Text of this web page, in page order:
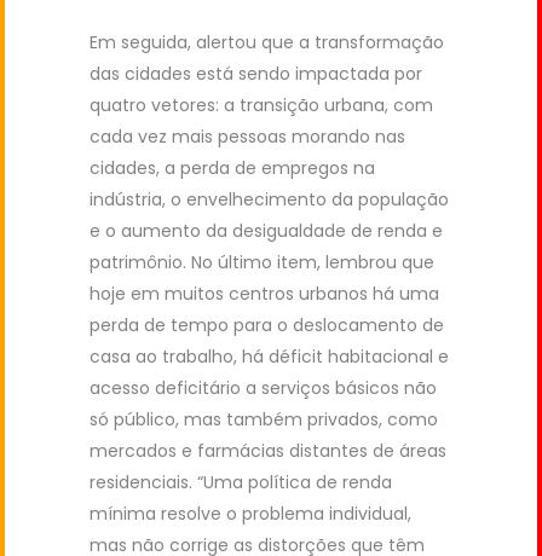
Em seguida, alertou que a transformação
das cidades está sendo impactada por
quatro vetores: a transição urbana, com
cada vez mais pessoas morando nas
cidades, a perda de empregos na
indústria, o envelhecimento da população
e o aumento da desigualdade de renda e
patrimônio. No último item, lembrou que
hoje em muitos centros urbanos há uma
perda de tempo para o deslocamento de
casa ao trabalho, há déficit habitacional e
acesso deficitário a serviços básicos não
só público, mas também privados, como
mercados e farmácias distantes de áreas
residenciais. “Uma política de renda
mínima resolve o problema individual,
mas não corrige as distorções que têm